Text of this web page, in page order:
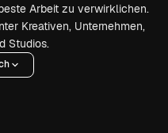
Arbeit zu verwirklichen.
Kreativen, Unternehmen,
Studios.